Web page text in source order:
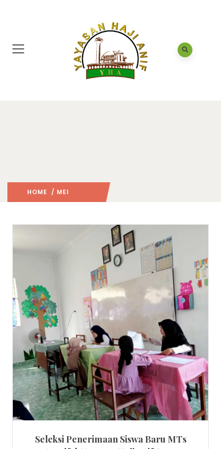
HOME / MEI
Seleksi Penerimaan Siswa Baru MTs